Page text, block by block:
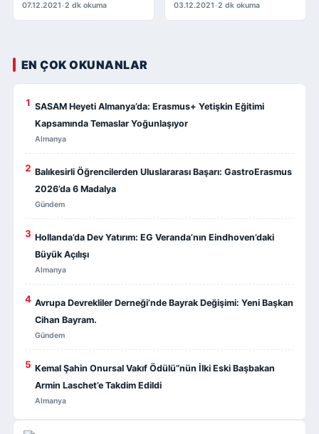
07.12.2021•2 dk okuma 03.12.2021•2 dk okuma
EN ÇOK OKUNANLAR
1 SASAM Heyeti Almanya’da: Erasmus+ Yetişkin Eğitimi
Kapsamında Temaslar Yoğunlaşıyor
Almanya
2 Balıkesirli Öğrencilerden Uluslararası Başarı: GastroErasmus
2026’da 6 Madalya
Gündem
3 Hollanda’da Dev Yatırım: EG Veranda’nın Eindhoven’daki
Büyük Açılışı
Almanya
4 Avrupa Devrekliler Derneği’nde Bayrak Değişimi: Yeni Başkan
Cihan Bayram.
Gündem
5 Kemal Şahin Onursal Vakıf Ödülü”nün İlki Eski Başbakan
Armin Laschet’e Takdim Edildi
Almanya